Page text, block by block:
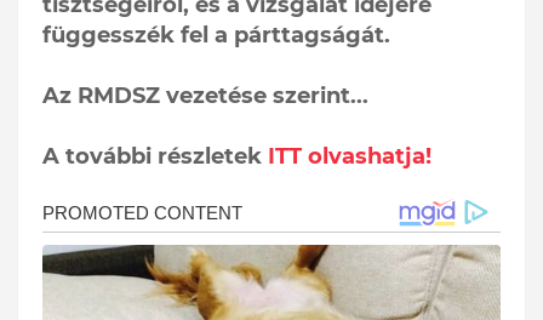
függesszék fel a párttagságát.
Az RMDSZ vezetése szerint...
A további részletek ITT olvashatja!